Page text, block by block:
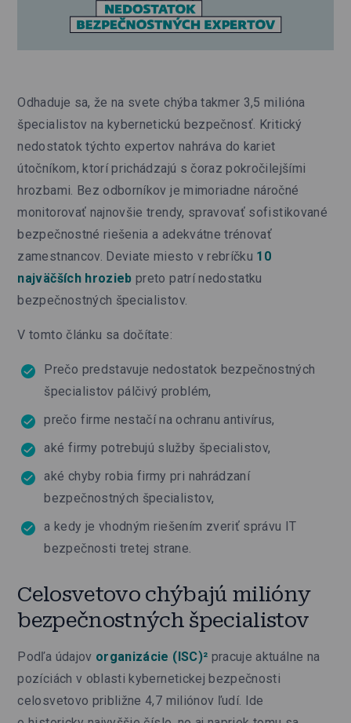
Odhaduje sa, že na svete chýba takmer 3,5 milióna
špecialistov na kybernetickú bezpečnosť. Kritický
nedostatok týchto expertov nahráva do kariet
útočníkom, ktorí prichádzajú s čoraz pokročilejšími
hrozbami. Bez odborníkov je mimoriadne náročné
monitorovať najnovšie trendy, spravovať sofistikované
bezpečnostné riešenia a adekvátne trénovať
zamestnancov. Deviate miesto v rebríčku 10
najväčších hrozieb preto patrí nedostatku
bezpečnostných špecialistov.
V tomto článku sa dočítate:
Prečo predstavuje nedostatok bezpečnostných
špecialistov pálčivý problém,
prečo firme nestačí na ochranu antivírus,
aké firmy potrebujú služby špecialistov,
aké chyby robia firmy pri nahrádzaní
bezpečnostných špecialistov,
a kedy je vhodným riešením zveriť správu IT
bezpečnosti tretej strane.
Celosvetovo chýbajú milióny
bezpečnostných špecialistov
Podľa údajov organizácie (ISC)² pracuje aktuálne na
pozíciách v oblasti kybernetickej bezpečnosti
celosvetovo približne 4,7 miliónov ľudí. Ide